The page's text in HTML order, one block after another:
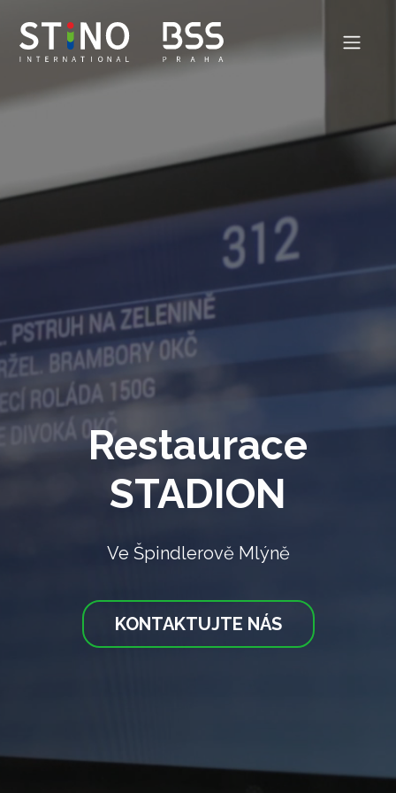
Restaurace
STADION
Ve Špindlerově Mlýně
KONTAKTUJTE NÁS